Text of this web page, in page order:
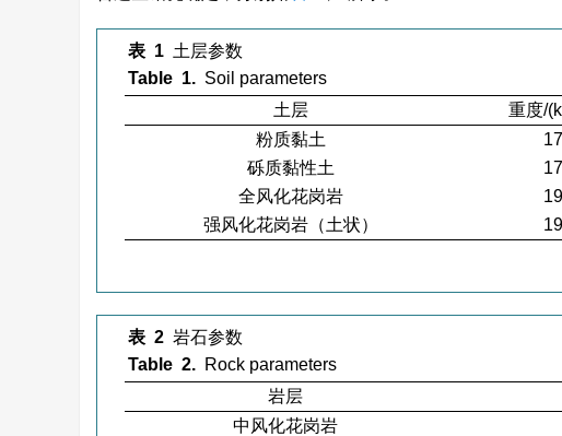
表 1 土层参数
Table 1. Soil parameters
土层
重度/
粉质黏土
砾质黏性土
全风化花岗岩
强风化花岗岩（土状）
表 2 岩石参数
Table 2. Rock parameters
岩层
中风化花岗岩